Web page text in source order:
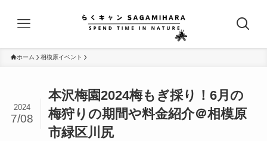
ホーム 相模原イベント
本沢梅園2024梅もぎ採り！6月の
梅狩りの期間や料金紹介＠相模原
市緑区川尻
2024
7/08